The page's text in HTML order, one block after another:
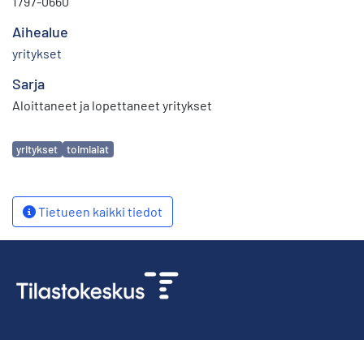
Aihealue
yritykset
Sarja
Aloittaneet ja lopettaneet yritykset
Avainsanat
yritykset toimialat
Tietueen kaikki tiedot